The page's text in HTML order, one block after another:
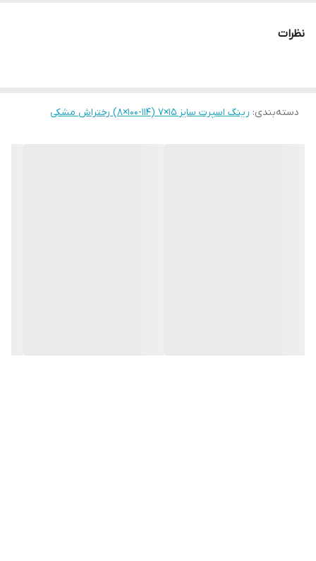
نظرات
دسته‌بندی: رینگ اسپرت سایز ۱۵×۷ (۱۱۴-۱۰۰×۸) رختراش مشکی